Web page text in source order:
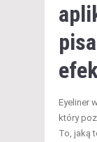
Eyeliner
który
To, jaką